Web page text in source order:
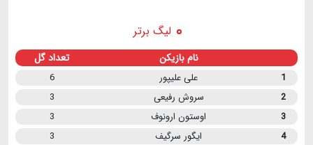
لیگ برتر
نام بازیکن تعداد گل
1 علی علیپور
6
2
سروش رفیعی
3
3
اوستون ارونوف
3
4
ایگور سرگیف
3